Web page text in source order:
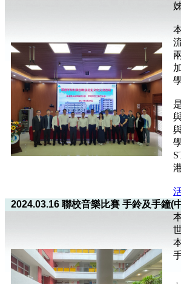
2024.03.16 聯校音樂比賽 手鈴及手鐘(